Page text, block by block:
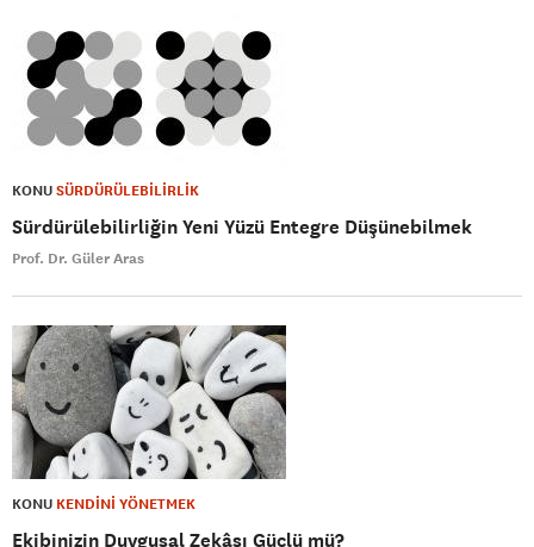
KONUSÜRDÜRÜLEBİLİRLİK
Sürdürülebilirliğin Yeni Yüzü Entegre Düşünebilmek
Prof. Dr. Güler Aras
KONU KENDİNİ YÖNETMEK
Ekibinizin Duygusal Zekâsı Güçlü mü?